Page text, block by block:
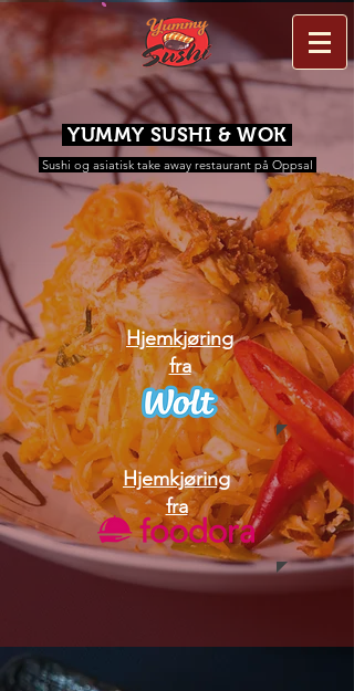
YUMMY SUSHI & WOK
Sushi og asiatisk take away restaurant på Oppsal
Hjemkjøring
fra
Hjemkjøring
fra